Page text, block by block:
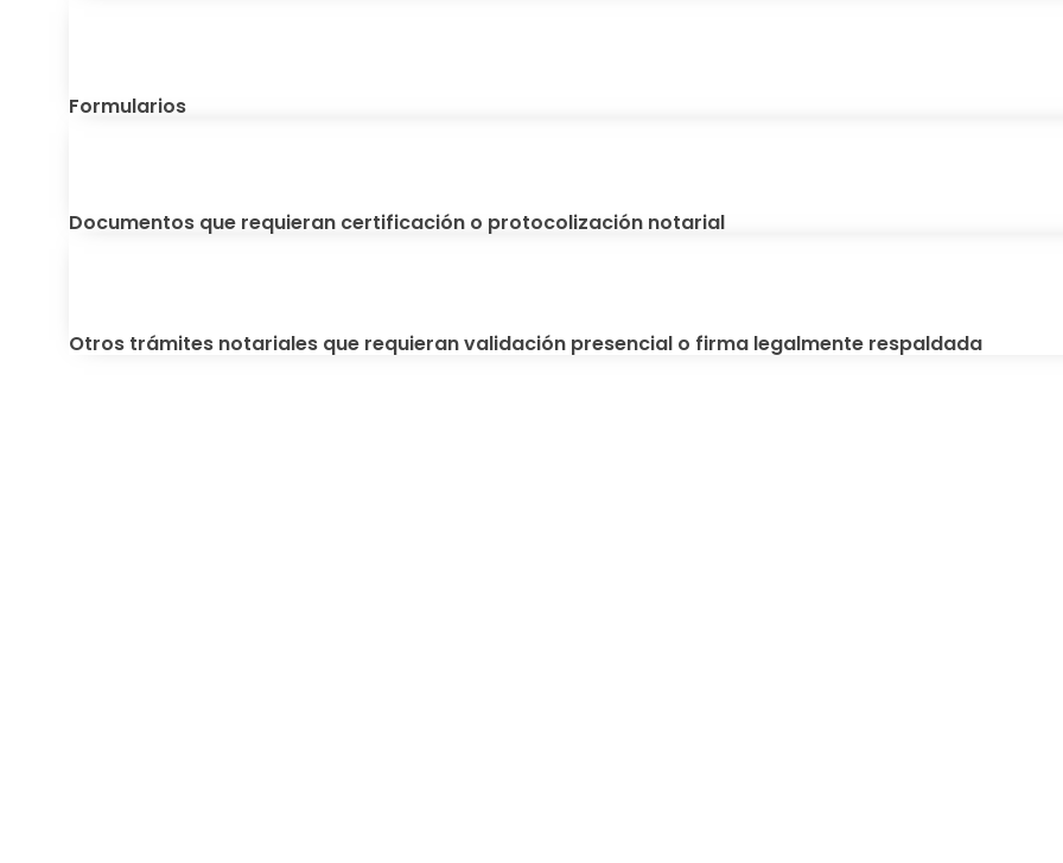
Formularios
Documentos que requieran certificación o protocolización notarial
Otros trámites notariales que requieran validación presencial o firma legalmente respaldada